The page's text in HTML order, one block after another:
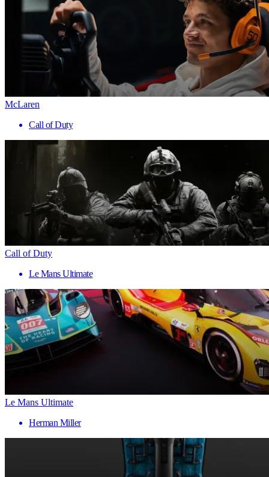
McLaren
Call of Duty
Call of Duty
Le Mans Ultimate
Le Mans Ultimate
Herman Miller